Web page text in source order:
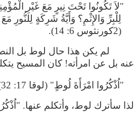
"لاَ تَكُونُوا تَحْتَ نِيرٍ مَعَ غَيْرِ
لِلْبِرِّ وَالإِثْمِ؟ وَأَيَّةُ شَرِكَةٍ لِلنُّورِ
(2كورنثوس 6: 14).
لم يكن هذا حال لوط بل
عنه بل عن امرأته! كان المسيح
"اُذْكُرُوا امْرَأَةَ لُوطٍ" (لوقا 17: 32).
لذا سأترك لوط، وأتكلم عنها.